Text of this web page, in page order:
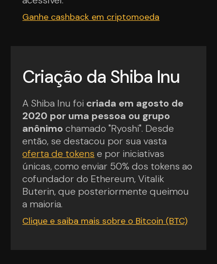
Ganhe cashback em criptomoeda
Criação da Shiba Inu
A Shiba Inu foi criada em agosto de
2020 por uma pessoa ou grupo
anônimo chamado "Ryoshi". Desde
então, se destacou por sua vasta
oferta de tokens e por iniciativas
únicas, como enviar 50% dos tokens ao
cofundador do Ethereum, Vitalik
Buterin, que posteriormente queimou
a maioria.
Clique e saiba mais sobre o Bitcoin (BTC)